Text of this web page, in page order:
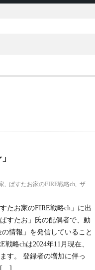
ぱすたお家のFIRE戦略ch
ザ
たお家のFIRE戦略ch」に出
すたお」氏の配偶者で、動
情報」を発信していること
略chは2024年11月現在、
す。 登録者の増加に伴っ
[…]